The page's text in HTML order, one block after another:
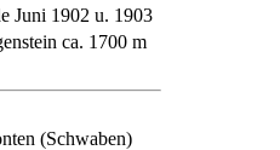
Juni 1902 u. 1903
ca. 1700 m
(Schwaben)